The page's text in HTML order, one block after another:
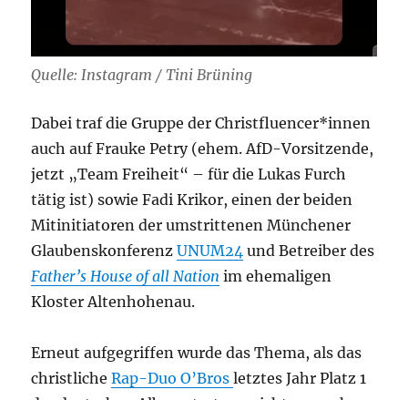
Quelle: Instagram / Tini Brüning
Dabei traf die Gruppe der Christfluencer*innen
auch auf Frauke Petry (ehem. AfD-Vorsitzende,
jetzt „Team Freiheit“ – für die Lukas Furch
tätig ist) sowie Fadi Krikor, einen der beiden
Mitinitiatoren der umstrittenen Münchener
GlaubenskonferenzUNUM24 und Betreiber des
Father’s House of all Nation im ehemaligen
Kloster Altenhohenau.
Erneut aufgegriffen wurde das Thema, als das
christlicheRap-Duo O’Brosletztes Jahr Platz 1